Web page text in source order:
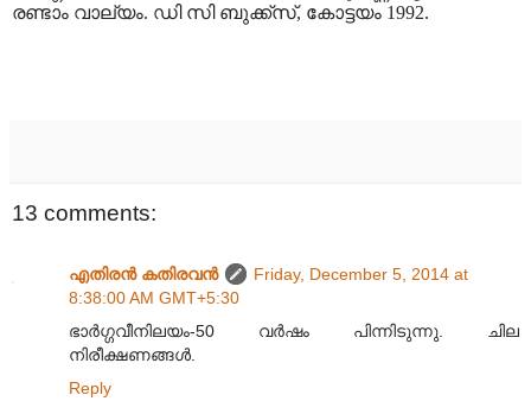
രണ്ടാം വാല്യം. ഡി സി ബുക്ക്സ്, കോട്ടയം 1992.
13 comments:
എതിരന്‍ കതിരവന്‍
Friday, December 5, 2014 at
8:38:00 AM GMT+5:30
ഭാർഗ്ഗവീനിലയം-50 വർഷം പിന്നിടുന്നു. ചില
നിരീക്ഷണങ്ങൾ.
Reply